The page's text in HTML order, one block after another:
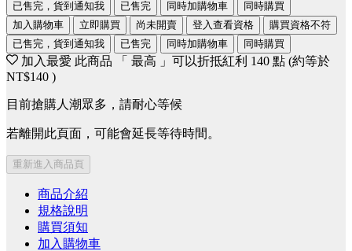
已售完，貨到通知我
已售完 同時加購物車
同時購買
加入購物車
立即購買 尚未開賣 登入查看資格
購買資格不符
已售完，貨到通知我
已售完 同時加購物車 同時購買
加入最愛 此商品 「 最高 」可以折抵紅利 140 點 (約等於
NT$140 )
目前搶購人潮眾多，請耐心等候
若離開此頁面，可能會延長等待時間。
重新進入商品頁
商品介紹
規格說明
購買須知
加入購物車